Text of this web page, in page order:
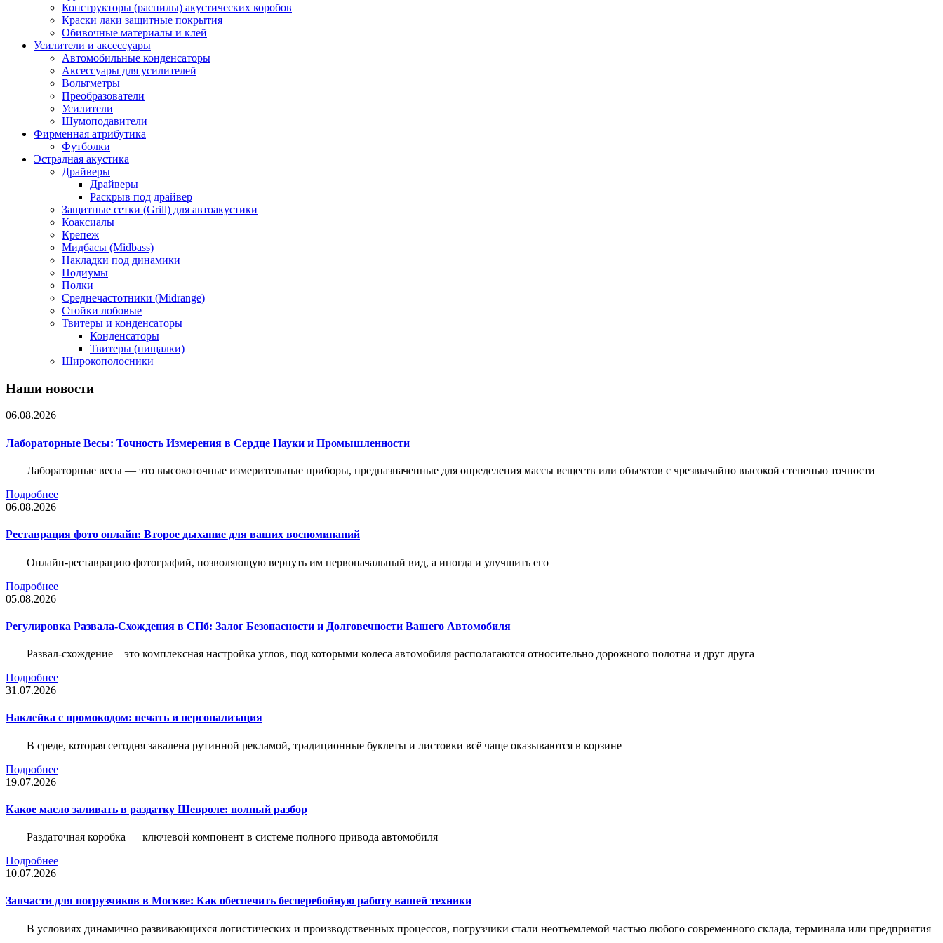
Конструкторы (распилы) акустических коробов
Краски лаки защитные покрытия
Обивочные материалы и клей
Усилители и аксессуары
Автомобильные конденсаторы
Аксессуары для усилителей
Вольтметры
Преобразователи
Усилители
Шумоподавители
Фирменная атрибутика
Футболки
Эстрадная акустика
Драйверы
Драйверы
Раскрыв под драйвер
Защитные сетки (Grill) для автоакустики
Коаксиалы
Крепеж
Мидбасы (Midbass)
Накладки под динамики
Подиумы
Полки
Среднечастотники (Midrange)
Стойки лобовые
Твитеры и конденсаторы
Конденсаторы
Твитеры (пищалки)
Широкополосники
Наши новости
06.08.2026
Лабораторные Весы: Точность Измерения в Сердце Науки и Промышленности
Лабораторные весы — это высокоточные измерительные приборы, предназначенные для определения массы веществ или объектов с чрезвычайно высокой степенью точности
Подробнее
06.08.2026
Реставрация фото онлайн: Второе дыхание для ваших воспоминаний
Онлайн-реставрацию фотографий, позволяющую вернуть им первоначальный вид, а иногда и улучшить его
Подробнее
05.08.2026
Регулировка Развала-Схождения в СПб: Залог Безопасности и Долговечности Вашего Автомобиля
Развал-схождение – это комплексная настройка углов, под которыми колеса автомобиля располагаются относительно дорожного полотна и друг друга
Подробнее
31.07.2026
Наклейка c промокодом: печать и персонализация
В среде, которая сегодня завалена рутинной рекламой, традиционные буклеты и листовки всё чаще оказываются в корзине
Подробнее
19.07.2026
Какое масло заливать в раздатку Шевроле: полный разбор
Раздаточная коробка — ключевой компонент в системе полного привода автомобиля
Подробнее
10.07.2026
Запчасти для погрузчиков в Москве: Как обеспечить бесперебойную работу вашей техники
В условиях динамично развивающихся логистических и производственных процессов, погрузчики стали неотъемлемой частью любого современного склада, терминала или предприятия